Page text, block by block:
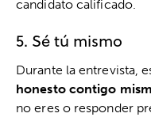
candidato calificado.
5. Sé tú mismo
Durante la entrevista,
honesto contigo
no eres o responder